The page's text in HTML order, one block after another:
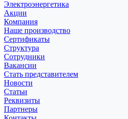
Электроэнергетика
Акции
Компания
Наше производство
Сертификаты
Структура
Сотрудники
Вакансии
Стать представителем
Новости
Статьи
Реквизиты
Партнеры